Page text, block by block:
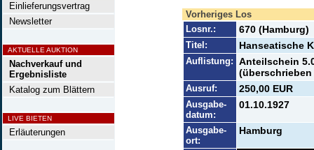
Einlieferungsvertrag
Newsletter
AKTUELLE AUKTION
Nachverkauf und
Ergebnisliste
Katalog zum Blättern
LIVE BIETEN
Erläuterungen
Vorheriges Los
Losnr.:
670 (Hamburg)
Titel: Hanseatische
Auflistung: Anteilschein
(überschrieben
Ausruf: 250,00 EUR
Ausgabe-
datum:
01.10.1927
Ausgabe-
ort:
Hamburg